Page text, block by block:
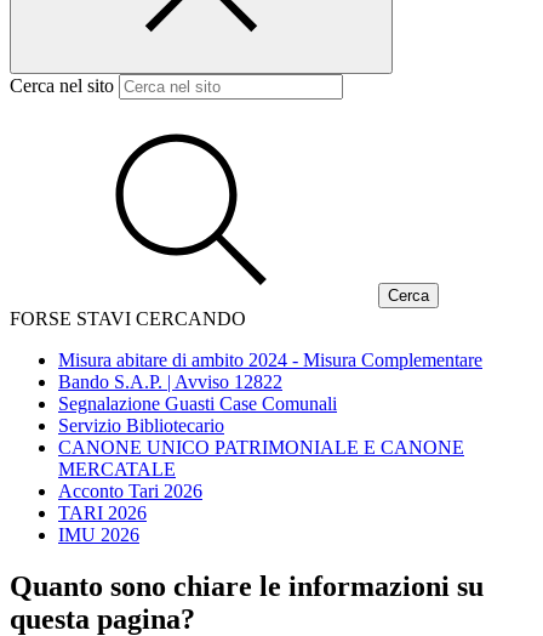
Cerca nel sito
FORSE STAVI CERCANDO
Misura abitare di ambito 2024 - Misura Complementare
Bando S.A.P. | Avviso 12822
Segnalazione Guasti Case Comunali
Servizio Bibliotecario
CANONE UNICO PATRIMONIALE E CANONE
MERCATALE
Acconto Tari 2026
TARI 2026
IMU 2026
Quanto sono chiare le informazioni su
questa pagina?